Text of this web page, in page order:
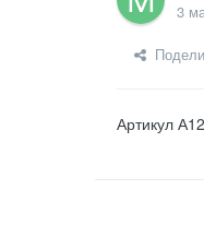
3
Артикул